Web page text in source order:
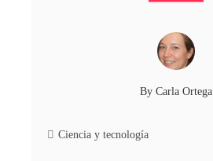
By Carla Ortega
Ciencia y tecnología